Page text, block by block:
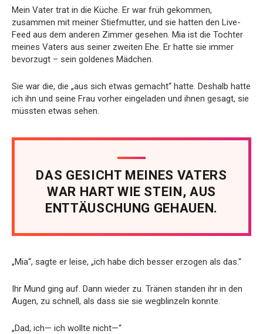
Mein Vater trat in die Küche. Er war früh gekommen,
zusammen mit meiner Stiefmutter, und sie hatten den Live-
Feed aus dem anderen Zimmer gesehen. Mia ist die Tochter
meines Vaters aus seiner zweiten Ehe. Er hatte sie immer
bevorzugt – sein goldenes Mädchen.
Sie war die, die „aus sich etwas gemacht“ hatte. Deshalb hatte
ich ihn und seine Frau vorher eingeladen und ihnen gesagt, sie
müssten etwas sehen.
DAS GESICHT MEINES VATERS
WAR HART WIE STEIN, AUS
ENTTÄUSCHUNG GEHAUEN.
„Mia“, sagte er leise, „ich habe dich besser erzogen als das.“
Ihr Mund ging auf. Dann wieder zu. Tränen standen ihr in den
Augen, zu schnell, als dass sie sie wegblinzeln konnte.
„Dad, ich— ich wollte nicht—“